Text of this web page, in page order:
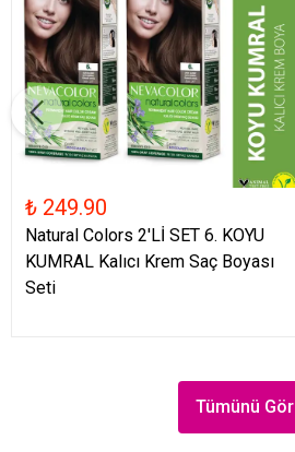
₺ 249.90
Natural Colors 2'Lİ SET 6. KOYU
KUMRAL Kalıcı Krem Saç Boyası
Seti
Tümünü Gör